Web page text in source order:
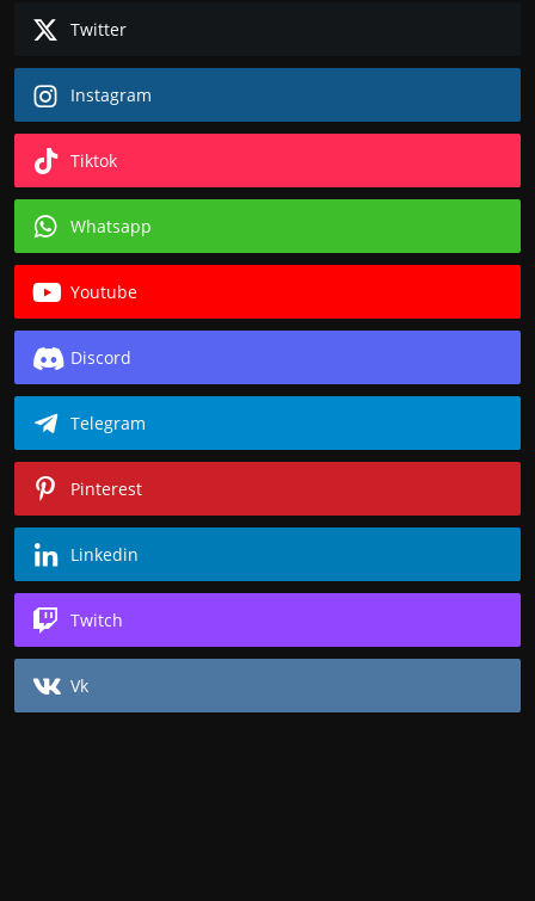
Twitter
Instagram
Tiktok
Whatsapp
Youtube
Discord
Telegram
Pinterest
Linkedin
Twitch
Vk